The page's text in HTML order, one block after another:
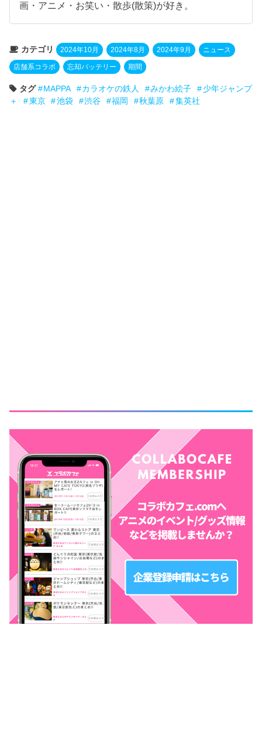
画・アニメ・お笑い・散歩(散策)が好き。
カテゴリ 2024年10月 2024年8月 2024年9月 ニュース
店舗系コラボ 忘却バッテリー 期間
タグ MAPPA カラオケの鉄人 みかわ絵子
少年ジャンプ
＋
東京 池袋 渋谷 福岡 秋葉原 集英社